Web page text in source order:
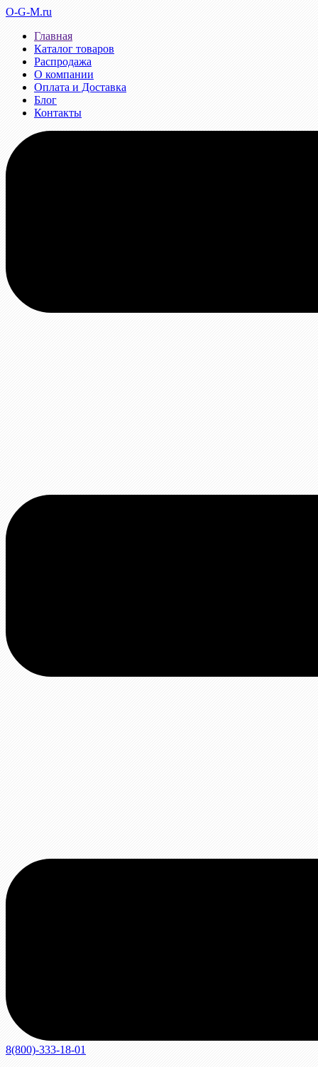
O-G-M.ru
Главная
Каталог товаров
Распродажа
О компании
Оплата и Доставка
Блог
Контакты
8(800)-333-18-01